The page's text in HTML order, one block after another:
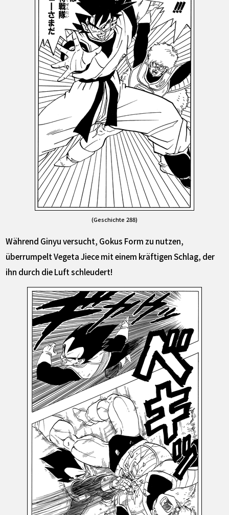
(Geschichte 288)
Während Ginyu versucht, Gokus Form zu nutzen,
überrumpelt Vegeta Jiece mit einem kräftigen Schlag, der
ihn durch die Luft schleudert!